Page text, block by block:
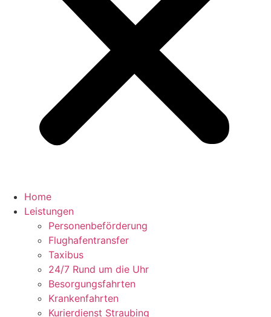
Home
Leistungen
Personenbeförderung
Flughafentransfer
Taxibus
24/7 Rund um die Uhr
Besorgungsfahrten
Krankenfahrten
Kurierdienst Straubing